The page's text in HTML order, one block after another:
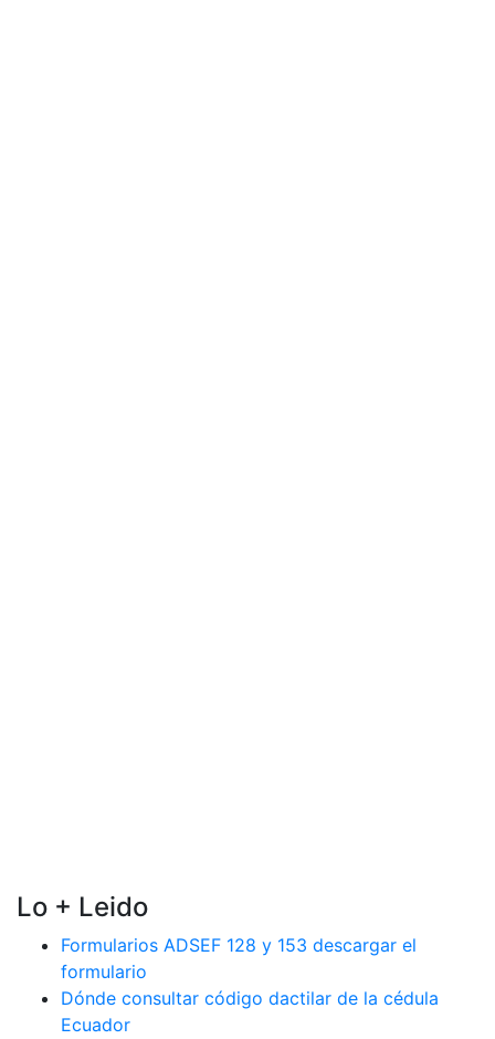
Lo + Leido
Formularios ADSEF 128 y 153 descargar el
formulario
Dónde consultar código dactilar de la cédula
Ecuador